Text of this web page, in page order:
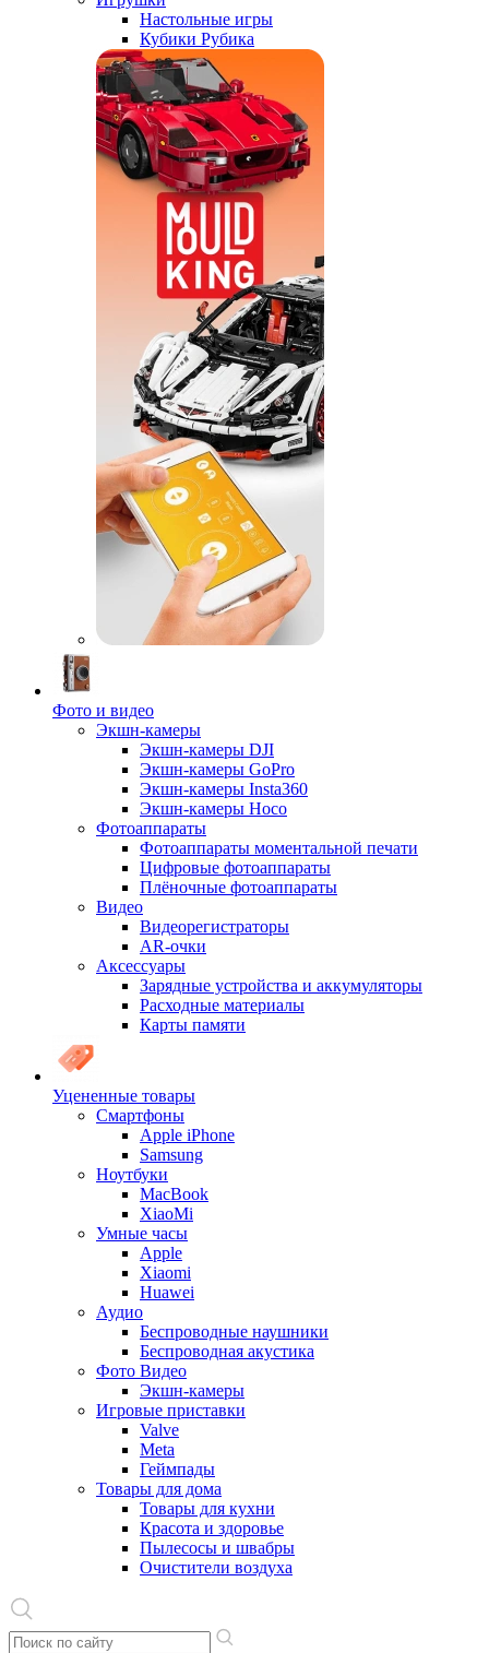
Настольные игры
Кубики Рубика
Фото и видео
Экшн-камеры
Экшн-камеры DJI
Экшн-камеры GoPro
Экшн-камеры Insta360
Экшн-камеры Hoco
Фотоаппараты
Фотоаппараты моментальной печати
Цифровые фотоаппараты
Плёночные фотоаппараты
Видео
Видеорегистраторы
AR-очки
Аксессуары
Зарядные устройства и аккумуляторы
Расходные материалы
Карты памяти
Уцененные товары
Cмартфоны
Apple iPhone
Samsung
Ноутбуки
MacBook
XiaoMi
Умные часы
Apple
Xiaomi
Huawei
Аудио
Беспроводные наушники
Беспроводная акустика
Фото Видео
Экшн-камеры
Игровые приставки
Valve
Meta
Геймпады
Товары для дома
Товары для кухни
Красота и здоровье
Пылесосы и швабры
Очистители воздуха